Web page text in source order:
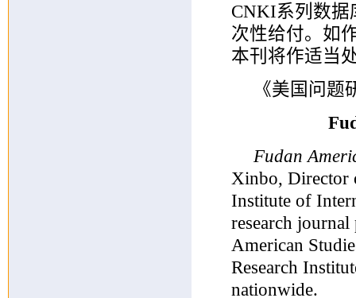
CNKI系列数据
次性给付。如
本刊将作适当
《美国问题
Fudan
Xinbo, Director
Institute of
research
American
Research
nationwide.